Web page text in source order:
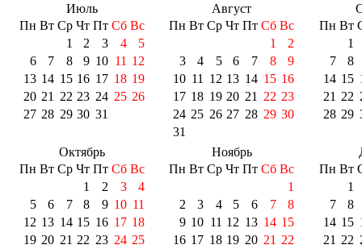
Июль
Пн Вт Ср Чт Пт Сб Вс
1
2 3 4
5
6
7 8 9 10 11 12
13 14 15 16 17 18 19
20 21 22 23 24 25 26
27 28 29 30 31
Август
Пн Вт Ср Чт Пт Сб Вс
1
2
3
4 5 6 7 8
9
10 11 12 13 14 15 16
17 18 19 20 21 22 23
24 25 26 27 28 29 30
31
Пн Вт
1
7
8
14 15
21 22
28 29
Октябрь
Пн Вт Ср Чт Пт Сб Вс
1
2 3
4
5
6 7 8 9 10 11
12 13 14 15 16 17 18
19 20 21 22 23 24 25
Ноябрь
Пн Вт Ср Чт Пт Сб Вс
1
2
3 4 5 6 7
8
9 10 11 12 13 14 15
16 17 18 19 20 21 22
Пн Вт
1
7
8
14 15
21 22